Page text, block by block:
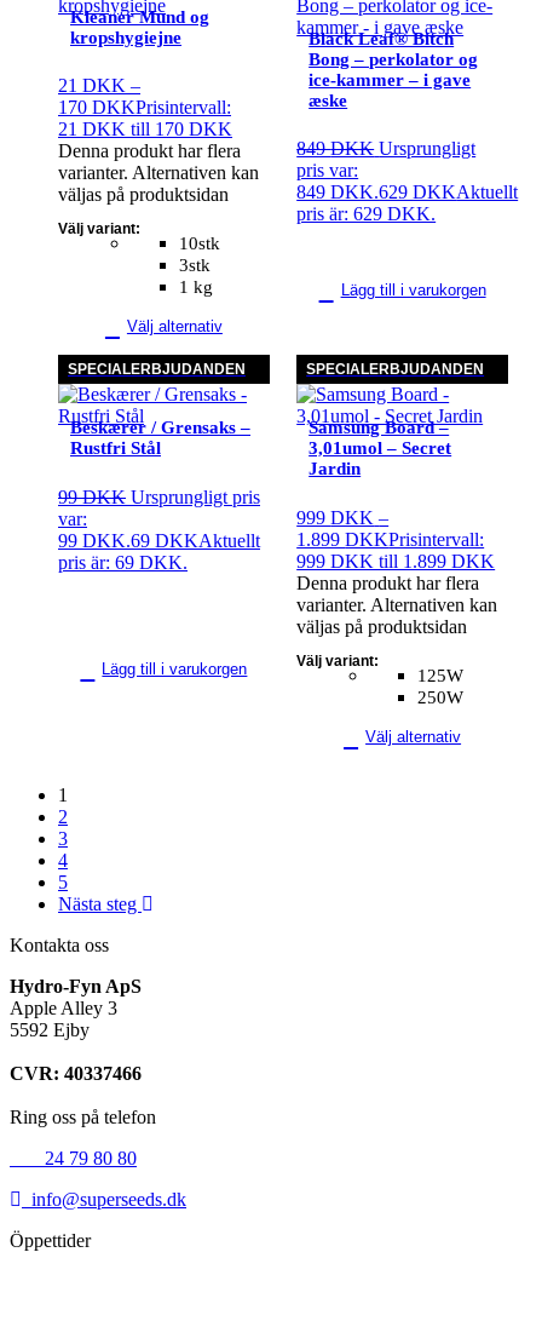
Kleaner Mund og
kropshygiejne
21 DKK –
170 DKKPrisintervall:
21 DKK till 170 DKK
10stk
3stk
1 kg
Välj variant:
Välj alternativ
Denna produkt har flera
varianter. Alternativen kan
väljas på produktsidan
Black Leaf® Bitch
Bong – perkolator og
ice-kammer – i gave
æske
849DKK Ursprungligt
pris var:
849 DKK.629DKKAktuellt
pris är: 629 DKK.
Lägg till i varukorgen
SPECIALERBJUDANDEN
Beskærer / Grensaks –
Rustfri Stål
99DKK Ursprungligt pris
var:
99 DKK.69 DKKAktuellt
pris är: 69 DKK.
Lägg till i varukorgen
SPECIALERBJUDANDEN
Samsung Board –
3,01umol – Secret
Jardin
999DKK –
1.899DKKPrisintervall:
999 DKK till 1.899 DKK
125W
250W
Välj variant:
Välj alternativ
Denna produkt har flera
varianter. Alternativen kan
väljas på produktsidan
1
2
3
4
5
Nästa steg
Kontakta oss
Hydro-Fyn ApS
Apple Alley 3
5592 Ejby
CVR: 40337466
Ring oss på telefon
24 79 80 80
info@superseeds.dk
Öppettider